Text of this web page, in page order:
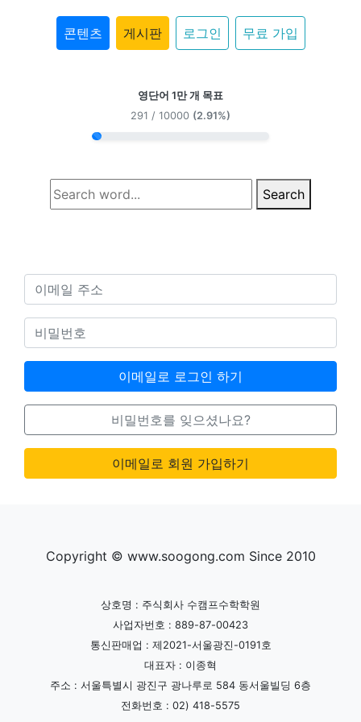
콘텐츠 게시판 로그인 무료 가입
영단어 1만 개 목표
291 / 10000 (2.91%)
Search
이메일로 로그인 하기
비밀번호를 잊으셨나요?
이메일로 회원 가입하기
Copyright © www.soogong.com Since 2010
상호명 : 주식회사 수캠프수학학원
사업자번호 : 889-87-00423
통신판매업 : 제2021-서울광진-0191호
대표자 : 이종혁
주소 : 서울특별시 광진구 광나루로 584 동서울빌딩 6층
전화번호 : 02) 418-5575